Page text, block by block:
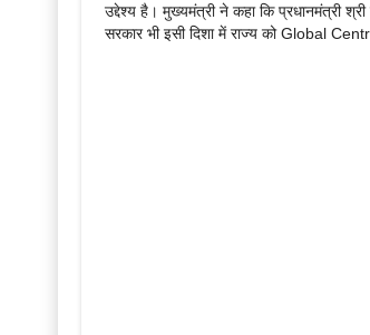
उद्देश्य है। मुख्यमंत्री ने कहा कि प्रधानमंत्री
सरकार भी इसी दिशा में राज्य को Global